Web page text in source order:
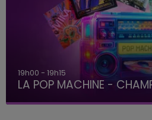
19h00 - 19h15
LA POP MACHINE -